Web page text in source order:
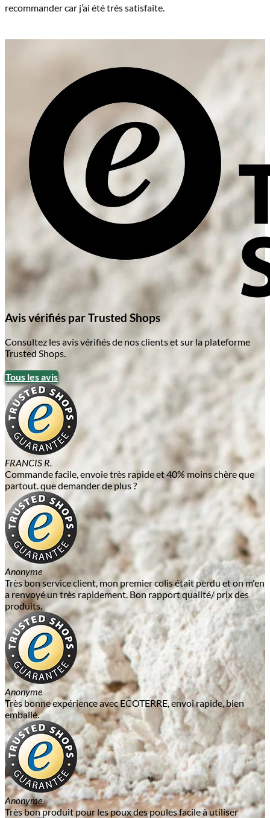
recommander car j’ai été trés satisfaite.
Avis vérifiés par Trusted Shops
Consultez les avis vérifiés de nos clients et sur la plateforme
Trusted Shops.
Tous les avis
FRANCIS R.
Commande facile, envoie très rapide et 40% moins chère que
partout. que demander de plus ?
Anonyme
Très bon service client, mon premier colis était perdu et on m'en
a renvoyé un très rapidement. Bon rapport qualité/ prix des
produits.
Anonyme
Très bonne expérience avec ECOTERRE, envoi rapide, bien
emballé.
Anonyme
Très bon produit pour les poux des poules facile à utiliser